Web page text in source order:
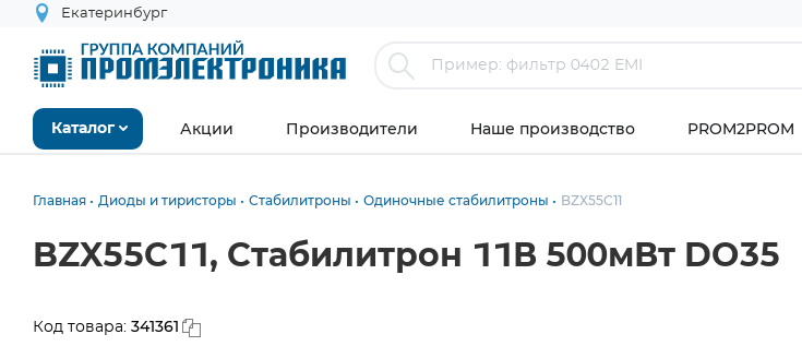
Екатеринбург
Каталог Акции Производители Наше производство PROM2PROM
Главная Диоды и тиристоры Стабилитроны Одиночные стабилитроны BZX55C11
BZX55C11, Стабилитрон 11В 500мВт DO35
Код товара: 341361